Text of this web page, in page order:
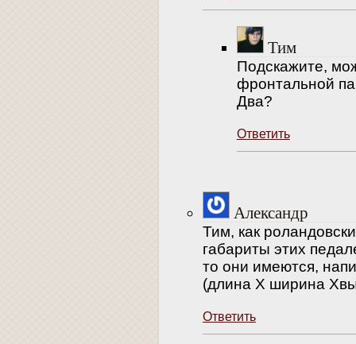
Тим
Подскажите,
фронтальной
Два?
Ответить
Александр
Тим, как
габариты этих
то они имеются,
(длина Х ширина
Ответить